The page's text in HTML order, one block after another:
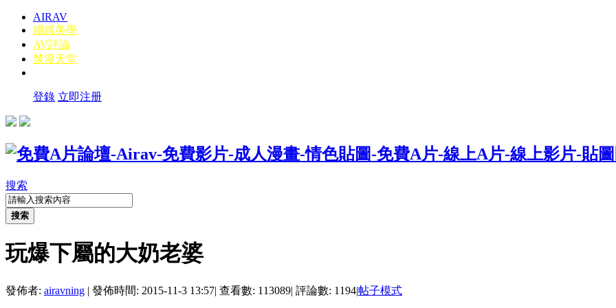
AIRAV
繩縛美學
AV評論
禁漫天堂
登錄 立即注册
搜索
搜索
玩爆下屬的大奶老婆
發佈者: airavning | 發佈時間: 2015-11-3 13:57| 查看數: 113089| 評論數: 1194|帖子模式